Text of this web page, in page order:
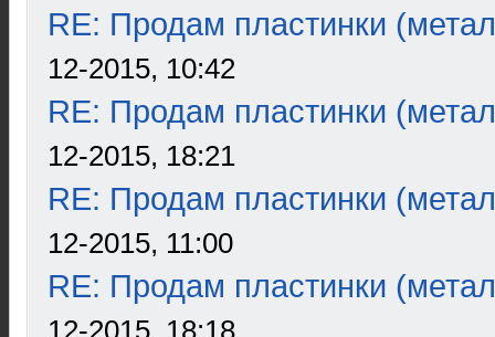
RE: Продам пластинки
12-2015, 10:42
RE: Продам пластинки
12-2015, 18:21
RE: Продам пластинки
12-2015, 11:00
RE: Продам пластинки
12-2015, 18:18